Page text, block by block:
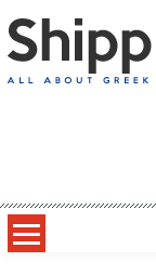
to
content